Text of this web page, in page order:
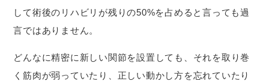
して術後のリハビリが残りの50%を占めると言っても過
言ではありません。
どんなに精密に新しい関節を設置しても、それを取り巻
く筋肉が弱っていたり、正しい動かし方を忘れていたり